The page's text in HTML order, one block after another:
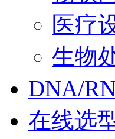
医疗
生物
DNA/
在线选